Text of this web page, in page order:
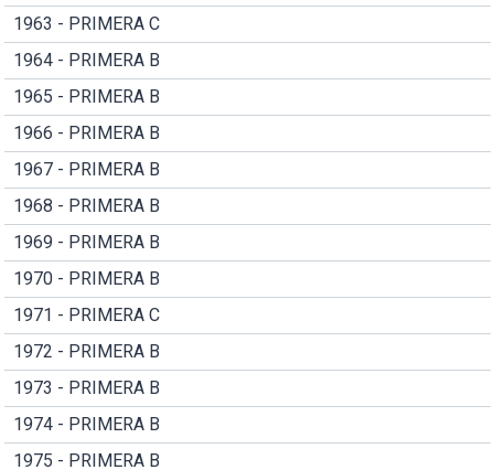
1963 - PRIMERA C
1964 - PRIMERA B
1965 - PRIMERA B
1966 - PRIMERA B
1967 - PRIMERA B
1968 - PRIMERA B
1969 - PRIMERA B
1970 - PRIMERA B
1971 - PRIMERA C
1972 - PRIMERA B
1973 - PRIMERA B
1974 - PRIMERA B
1975 - PRIMERA B